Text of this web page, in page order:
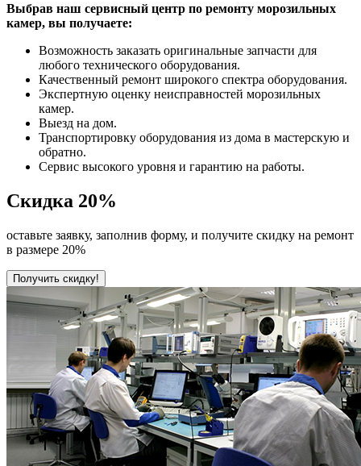
Выбрав наш сервисный центр по ремонту морозильных
камер, вы получаете:
Возможность заказать оригинальные запчасти для
любого технического оборудования.
Качественный ремонт широкого спектра оборудования.
Экспертную оценку неисправностей морозильных
камер.
Выезд на дом.
Транспортировку оборудования из дома в мастерскую и
обратно.
Сервис высокого уровня и гарантию на работы.
Скидка 20%
оставьте заявку, заполнив форму, и получите скидку на ремонт
в размере 20%
Получить скидку!